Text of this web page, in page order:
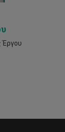
Έργου